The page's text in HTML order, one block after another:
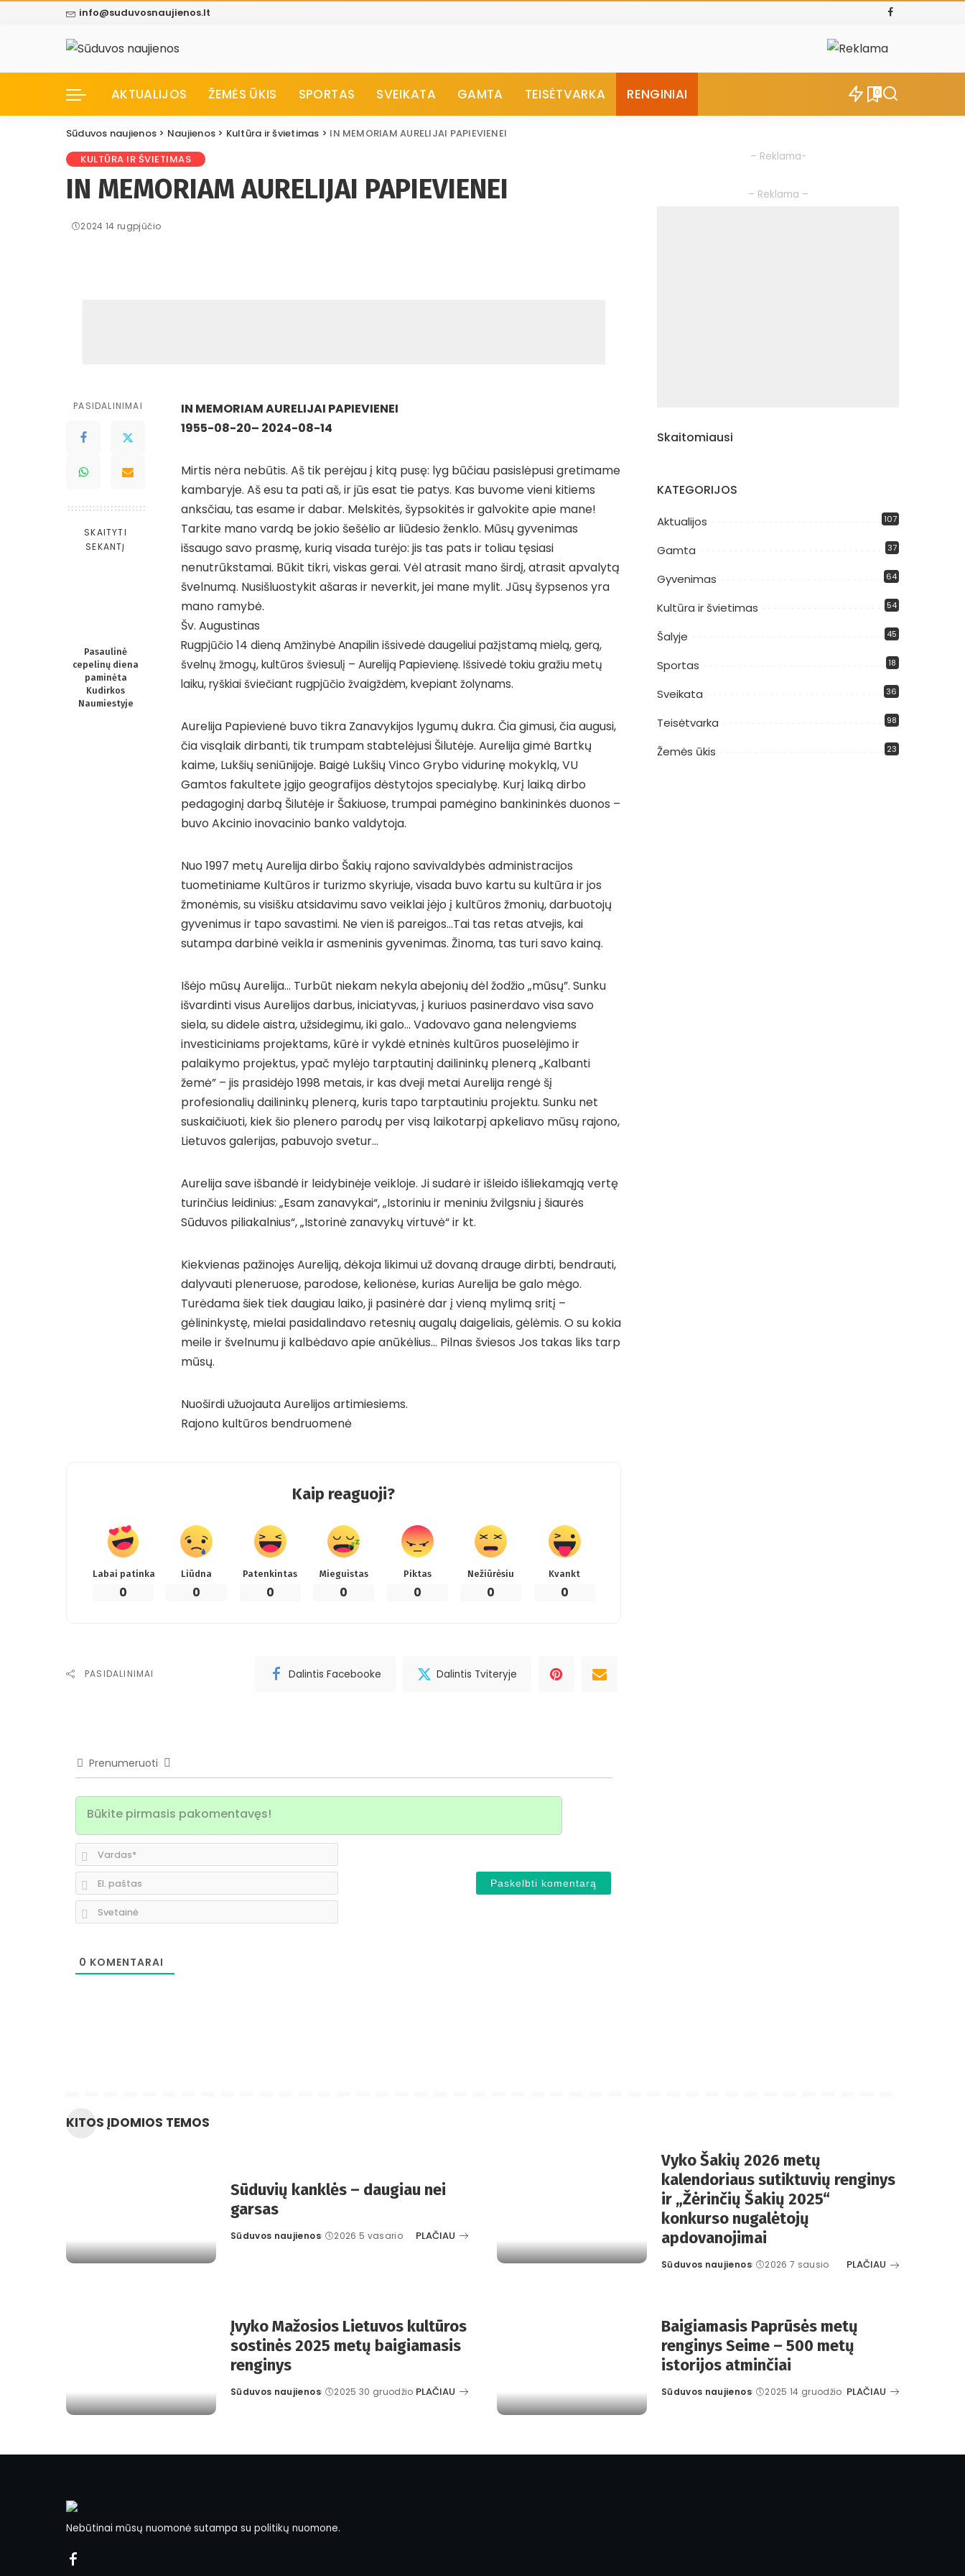
info@suduvosnaujienos.lt
AKTUALIJOS ŽEMĖS ŪKIS SPORTAS SVEIKATA GAMTA TEISĖTVARKA RENGINIAI 0
Sūduvos naujienos > Naujienos > Kultūra ir švietimas > IN MEMORIAM AURELIJAI PAPIEVIENEI
KULTŪRA IR ŠVIETIMAS
IN MEMORIAM AURELIJAI PAPIEVIENEI
2024 14 rugpjūčio
PASIDALINIMAI
SKAITYTI
SEKANTĮ
Pasaulinė
cepelinų diena
paminėta
Kudirkos
Naumiestyje
IN MEMORIAM AURELIJAI PAPIEVIENEI
1955-08-20– 2024-08-14
Mirtis nėra nebūtis. Aš tik perėjau į kitą pusę: lyg būčiau pasislėpusi gretimame
kambaryje. Aš esu ta pati aš, ir jūs esat tie patys. Kas buvome vieni kitiems
anksčiau, tas esame ir dabar. Melskitės, šypsokitės ir galvokite apie mane!
Tarkite mano vardą be jokio šešėlio ar liūdesio ženklo. Mūsų gyvenimas
išsaugo savo prasmę, kurią visada turėjo: jis tas pats ir toliau tęsiasi
nenutrūkstamai. Būkit tikri, viskas gerai. Vėl atrasit mano širdį, atrasit apvalytą
švelnumą. Nusišluostykit ašaras ir neverkit, jei mane mylit. Jūsų šypsenos yra
mano ramybė.
Šv. Augustinas
Rugpjūčio 14 dieną Amžinybė Anapilin išsivedė daugeliui pažįstamą mielą, gerą,
švelnų žmogų, kultūros šviesulį – Aureliją Papievienę. Išsivedė tokiu gražiu metų
laiku, ryškiai šviečiant rugpjūčio žvaigždėm, kvepiant žolynams.
Aurelija Papievienė buvo tikra Zanavykijos lygumų dukra. Čia gimusi, čia augusi,
čia visąlaik dirbanti, tik trumpam stabtelėjusi Šilutėje. Aurelija gimė Bartkų
kaime, Lukšių seniūnijoje. Baigė Lukšių Vinco Grybo vidurinę mokyklą, VU
Gamtos fakultete įgijo geografijos dėstytojos specialybę. Kurį laiką dirbo
pedagoginį darbą Šilutėje ir Šakiuose, trumpai pamėgino bankininkės duonos –
buvo Akcinio inovacinio banko valdytoja.
Nuo 1997 metų Aurelija dirbo Šakių rajono savivaldybės administracijos
tuometiniame Kultūros ir turizmo skyriuje, visada buvo kartu su kultūra ir jos
žmonėmis, su visišku atsidavimu savo veiklai įėjo į kultūros žmonių, darbuotojų
gyvenimus ir tapo savastimi. Ne vien iš pareigos…Tai tas retas atvejis, kai
sutampa darbinė veikla ir asmeninis gyvenimas. Žinoma, tas turi savo kainą.
Išėjo mūsų Aurelija… Turbūt niekam nekyla abejonių dėl žodžio „mūsų”. Sunku
išvardinti visus Aurelijos darbus, iniciatyvas, į kuriuos pasinerdavo visa savo
siela, su didele aistra, užsidegimu, iki galo… Vadovavo gana nelengviems
investiciniams projektams, kūrė ir vykdė etninės kultūros puoselėjimo ir
palaikymo projektus, ypač mylėjo tarptautinį dailininkų plenerą „Kalbanti
žemė” – jis prasidėjo 1998 metais, ir kas dveji metai Aurelija rengė šį
profesionalių dailininkų plenerą, kuris tapo tarptautiniu projektu. Sunku net
suskaičiuoti, kiek šio plenero parodų per visą laikotarpį apkeliavo mūsų rajono,
Lietuvos galerijas, pabuvojo svetur…
Aurelija save išbandė ir leidybinėje veikloje. Ji sudarė ir išleido išliekamąją vertę
turinčius leidinius: „Esam zanavykai“, „Istoriniu ir meniniu žvilgsniu į šiaurės
Sūduvos piliakalnius“, „Istorinė zanavykų virtuvė“ ir kt.
Kiekvienas pažinojęs Aureliją, dėkoja likimui už dovaną drauge dirbti, bendrauti,
dalyvauti pleneruose, parodose, kelionėse, kurias Aurelija be galo mėgo.
Turėdama šiek tiek daugiau laiko, ji pasinėrė dar į vieną mylimą sritį –
gėlininkystę, mielai pasidalindavo retesnių augalų daigeliais, gėlėmis. O su kokia
meile ir švelnumu ji kalbėdavo apie anūkėlius… Pilnas šviesos Jos takas liks tarp
mūsų.
Nuoširdi užuojauta Aurelijos artimiesiems.
Rajono kultūros bendruomenė
Kaip reaguoji?
Labai patinka
0
Liūdna
0
Patenkintas
0
Mieguistas
0
Piktas
0
Nežiūrėsiu
0
Kvankt
0
PASIDALINIMAI Dalintis Facebooke Dalintis Tviteryje
Prenumeruoti
paštas
0 KOMENTARAI
– Reklama-
– Reklama –
Skaitomiausi
KATEGORIJOS
Aktualijos 107
Gamta 37
Gyvenimas 64
Kultūra ir švietimas 54
Šalyje 45
Sportas 18
Sveikata 36
Teisėtvarka 98
Žemės ūkis 23
KITOS ĮDOMIOS TEMOS
Sūduvių kanklės – daugiau nei
garsas
Posted
Sūduvos naujienos 2026 5 vasario PLAČIAU
Vyko Šakių 2026 metų
kalendoriaus sutiktuvių renginys
ir „Žėrinčių Šakių 2025“
konkurso nugalėtojų
apdovanojimai
Posted
Sūduvos naujienos 2026 7 sausio PLAČIAU
Įvyko Mažosios Lietuvos kultūros
sostinės 2025 metų baigiamasis
renginys
Posted
Sūduvos naujienos 2025 30 gruodžio PLAČIAU
Baigiamasis Paprūsės metų
renginys Seime – 500 metų
istorijos atminčiai
Posted
Sūduvos naujienos 2025 14 gruodžio PLAČIAU
Nebūtinai mūsų nuomonė sutampa su politikų nuomone.